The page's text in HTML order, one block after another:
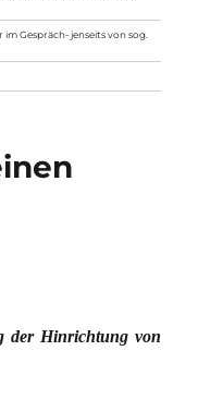
im Gespräch- jenseits von sog.
der Hinrichtung von